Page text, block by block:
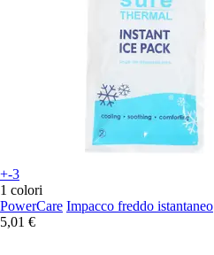
+-3
1 colori
PowerCare Impacco freddo istantaneo
5,01 €